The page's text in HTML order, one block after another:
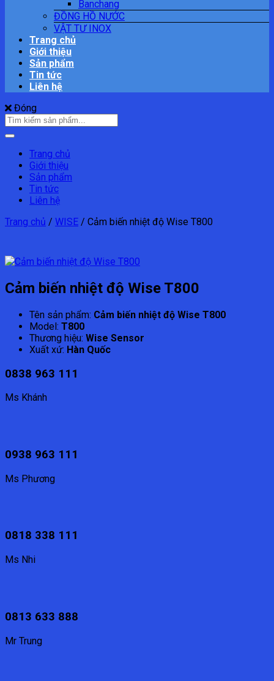
Banchang
ĐỒNG HỒ NƯỚC
VẬT TƯ INOX
Trang chủ
Giới thiệu
Sản phẩm
Tin tức
Liên hệ
Đóng
Tìm
kiếm:
Trang chủ
Giới thiệu
Sản phẩm
Tin tức
Liên hệ
Trang chủ / WISE / Cảm biến nhiệt độ Wise T800
Cảm biến nhiệt độ Wise T800
Tên sản phẩm: Cảm biến nhiệt độ Wise T800
Model: T800
Thương hiệu: Wise Sensor
Xuất xứ: Hàn Quốc
0838 963 111
Ms Khánh
0938 963 111
Ms Phương
0818 338 111
Ms Nhi
0813 633 888
Mr Trung